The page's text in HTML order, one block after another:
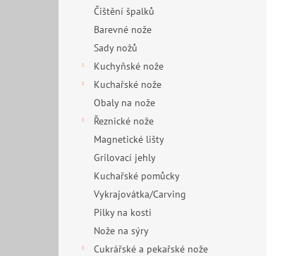
Čištění špalků
Barevné nože
Sady nožů
Kuchyňské nože
Kuchařské nože
Obaly na nože
Řeznické nože
Magnetické lišty
Grilovací jehly
Kuchařské pomůcky
Vykrajovátka/Carving
Pilky na kosti
Nože na sýry
Cukrářské a pekařské nože